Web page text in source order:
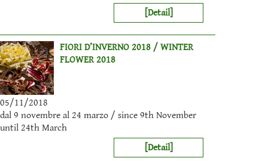
[Detail]
FIORI D’INVERNO 2018 / WINTER
FLOWER 2018
05/11/2018
dal 9 novembre al 24 marzo / since 9th November
until 24th March
[Detail]